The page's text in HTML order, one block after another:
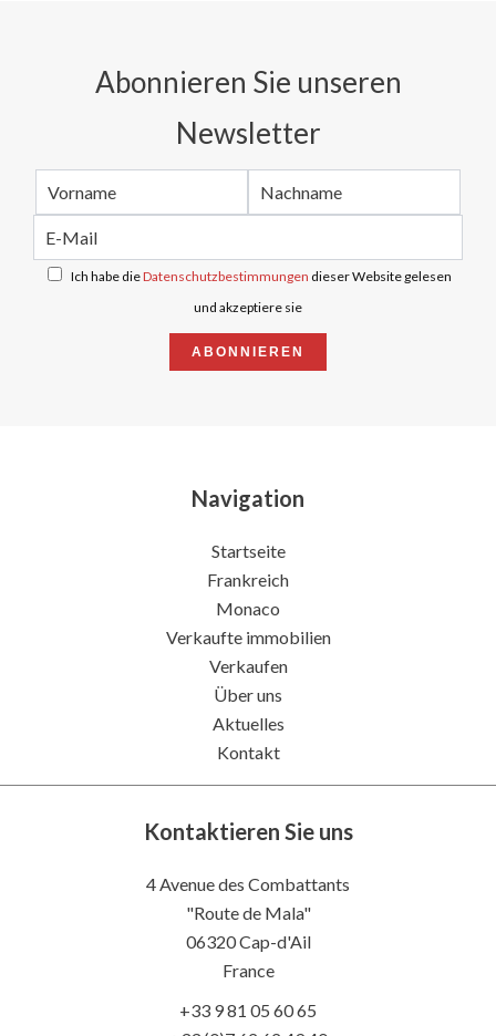
Abonnieren Sie unseren
Newsletter
Ich habe dieDatenschutzbestimmungen dieser Website gelesen
und akzeptiere sie
ABONNIEREN
Navigation
Startseite
Frankreich
Monaco
Verkaufte immobilien
Verkaufen
Über uns
Aktuelles
Kontakt
Kontaktieren Sie uns
4 Avenue des Combattants
"Route de Mala"
06320Cap-d'Ail
France
+33 9 81 05 60 65